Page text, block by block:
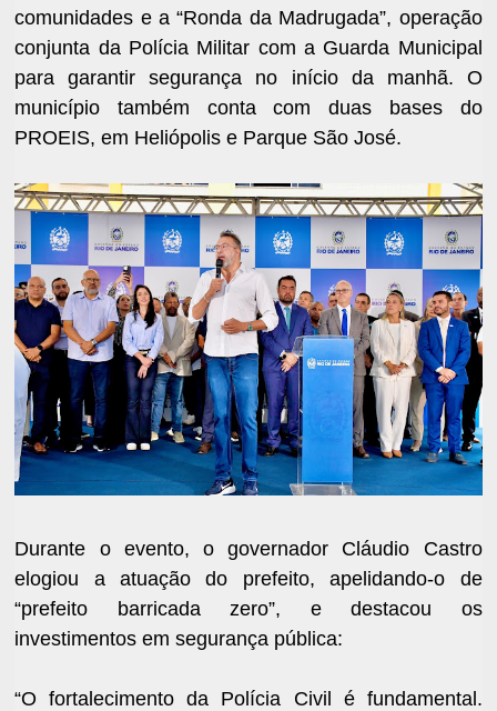
comunidades e a “Ronda da Madrugada”, operação
conjunta da Polícia Militar com a Guarda Municipal
para garantir segurança no início da manhã. O
município também conta com duas bases do
PROEIS, em Heliópolis e Parque São José.
Durante o evento, o governador Cláudio Castro
elogiou a atuação do prefeito, apelidando-o de
“prefeito barricada zero”, e destacou os
investimentos em segurança pública:
“O fortalecimento da Polícia Civil é fundamental.